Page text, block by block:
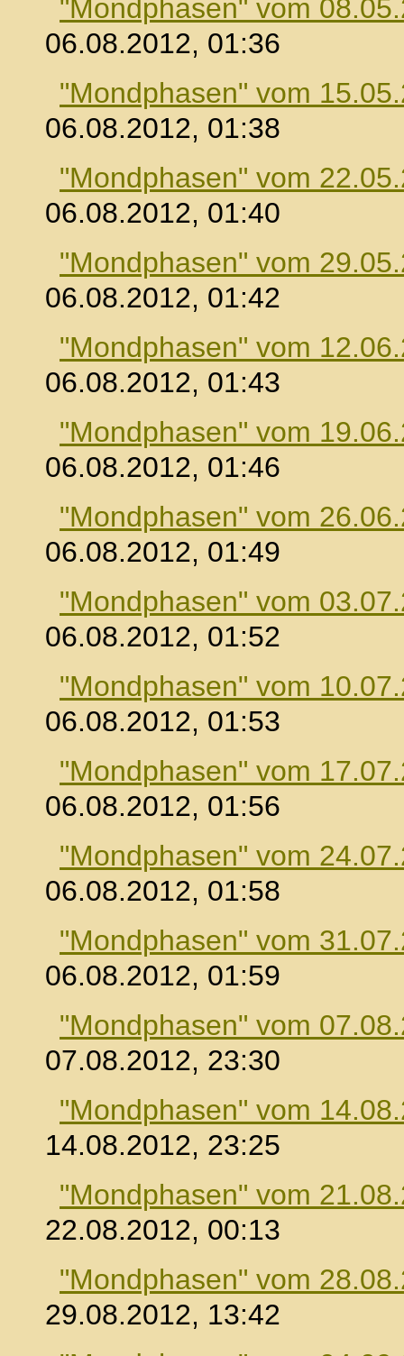
"Mondphasen" vom
06.08.2012, 01:36
"Mondphasen" vom
06.08.2012, 01:38
"Mondphasen" vom
06.08.2012, 01:40
"Mondphasen" vom
06.08.2012, 01:42
"Mondphasen" vom
06.08.2012, 01:43
"Mondphasen" vom
06.08.2012, 01:46
"Mondphasen" vom
06.08.2012, 01:49
"Mondphasen" vom
06.08.2012, 01:52
"Mondphasen" vom
06.08.2012, 01:53
"Mondphasen" vom
06.08.2012, 01:56
"Mondphasen" vom
06.08.2012, 01:58
"Mondphasen" vom
06.08.2012, 01:59
"Mondphasen" vom
07.08.2012, 23:30
"Mondphasen" vom
14.08.2012, 23:25
"Mondphasen" vom
22.08.2012, 00:13
"Mondphasen" vom
29.08.2012, 13:42